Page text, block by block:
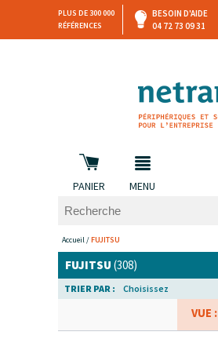
PLUS DE 300 000
RÉFÉRENCES
BESOIN D'AIDE
04 72 73 09 31
PANIER MENU
Accueil/FUJITSU
FUJITSU (308)
TRIER PAR : Choisissez
VUE :